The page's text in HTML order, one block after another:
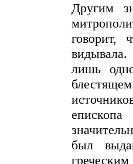
Другим
говорит,
лишь
был